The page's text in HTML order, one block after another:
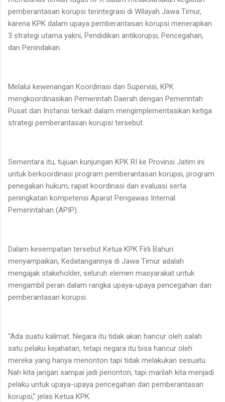
pemberantasan korupsi terintegrasi di Wilayah Jawa Timur,
karena KPK dalam upaya pemberantasan korupsi menerapkan
3 strategi utama yakni, Pendidikan antikorupsi, Pencegahan,
dan Penindakan.
Melalui kewenangan Koordinasi dan Supervisi, KPK
mengkoordinasikan Pemerintah Daerah dengan Pemerintah
Pusat dan Instansi terkait dalam mengimplementasikan ketiga
strategi pemberantasan korupsi tersebut.
Sementara itu, tujuan kunjungan KPK RI ke Provinsi Jatim ini
untuk berkoordinasi program pemberantasan korupsi, program
penegakan hukum, rapat koordinasi dan evaluasi serta
peningkatan kompetensi Aparat Pengawas Internal
Pemerintahan (APIP).
Dalam kesempatan tersebut Ketua KPK Firli Bahuri
menyampaikan, Kedatangannya di Jawa Timur adalah
mengajak stakeholder, seluruh elemen masyarakat untuk
mengambil peran dalam rangka upaya-upaya pencegahan dan
pemberantasan korupsi.
“Ada suatu kalimat. Negara itu tidak akan hancur oleh salah
satu pelaku kejahatan, tetapi negara itu bisa hancur oleh
mereka yang hanya menonton tapi tidak melakukan sesuatu.
Nah kita jangan sampai jadi penonton, tapi marilah kita menjadi
pelaku untuk upaya-upaya pencegahan dan pemberantasan
korupsi,” jelas Ketua KPK.